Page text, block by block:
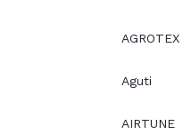
AGROTEX
Aguti
AIRTUNE